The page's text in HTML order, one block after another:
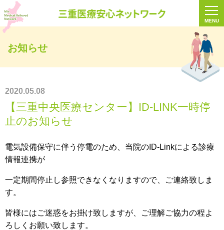
三重医療安心
MENU
お知らせ
2020.05.08
【三重中央医療センター】ID-LINK一時停
止のお知らせ
電気設備保守に伴う停電のため、当院のID-Linkによる診療
情報連携が
一定期間停止し参照できなくなりますので、ご連絡致しま
す。
皆様にはご迷惑をお掛け致しますが、ご理解ご協力の程よ
ろしくお願い致します。